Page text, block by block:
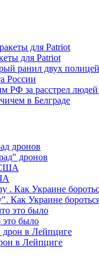
для Patriot
ранил двух
России
РФ за расстрел
в Белграде
дронов
Как Украине
это было
в Лейпциге